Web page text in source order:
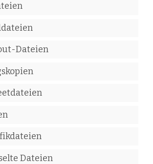
Dateien
Dateien